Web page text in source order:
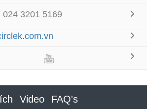
024 3201 5169
Video FAQ's